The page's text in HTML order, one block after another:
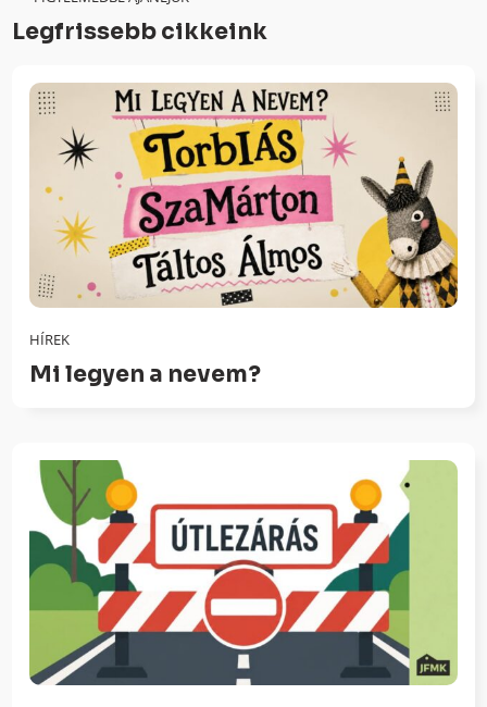
Legfrissebb cikkeink
HÍREK
Mi legyen a nevem?